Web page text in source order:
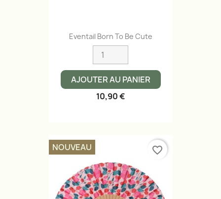
Eventail Born To Be Cute
AJOUTER AU PANIER
10,90 €
NOUVEAU favorite_border